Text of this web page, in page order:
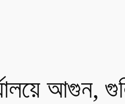
আগুন,